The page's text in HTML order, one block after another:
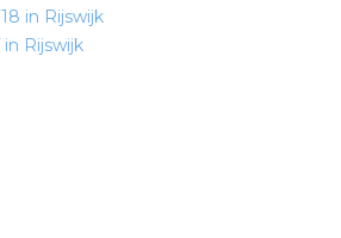
in Rijswijk
Rijswijk